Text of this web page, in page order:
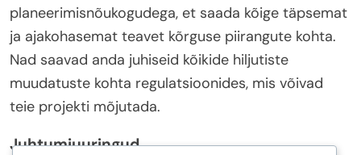
planeerimisnõukogudega, et saada kõige täpsemat
ja ajakohasemat teavet kõrguse piirangute kohta.
Nad saavad anda juhiseid kõikide hiljutiste
muudatuste kohta regulatsioonides, mis võivad
teie projekti mõjutada.
Juhtumiuuringud